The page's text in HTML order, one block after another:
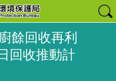
餘回收再利
回收推動計